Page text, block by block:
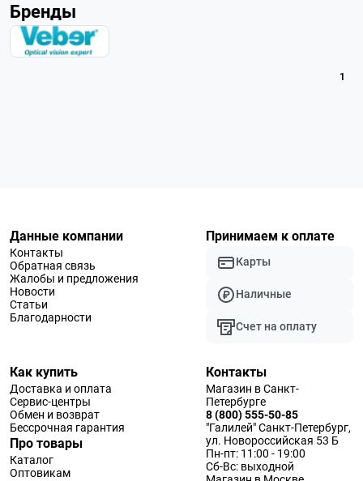
Бренды
1
Данные компании
Контакты
Обратная связь
Жалобы и предложения
Новости
Статьи
Благодарности
Принимаем к оплате
Карты
Наличные
Счет на оплату
Как купить
Доставка и оплата
Сервис-центры
Обмен и возврат
Бессрочная гарантия
Про товары
Каталог
Оптовикам
Контакты
Магазин в Санкт-
Петербурге
8 (800) 555-50-85
"Галилей" Санкт-Петербург,
ул. Новороссийская 53 Б
Пн-пт: 11:00 - 19:00
Сб-Вс: выходной